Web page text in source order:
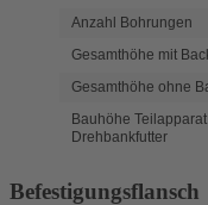
Anzahl Bohrungen
Gesamthöhe mit
Gesamthöhe ohne
Bauhöhe
Drehbankfutter
Befestigungsflansch